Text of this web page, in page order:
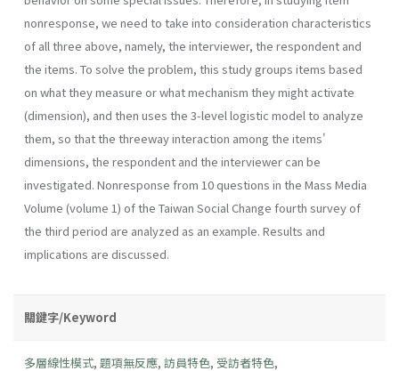
nonresponse, we need to take into consideration characteristics
of all three above, namely, the interviewer, the respondent and
the items. To solve the problem, this study groups items based
on what they measure or what mechanism they might activate
(dimension), and then uses the 3-level logistic model to analyze
them, so that the threeway interaction among the items'
dimensions, the respondent and the interviewer can be
investigated. Nonresponse from 10 questions in the Mass Media
Volume (volume 1) of the Taiwan Social Change fourth survey of
the third period are analyzed as an example. Results and
implications are discussed.
關鍵字/Keyword
多層線性模式, 題項無反應, 訪員特色, 受訪者特色,